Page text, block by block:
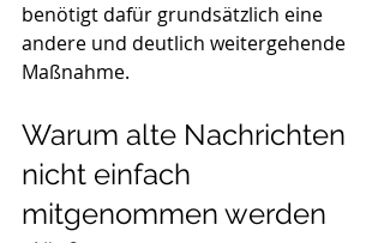
benötigt dafür grundsätzlich eine
andere und deutlich weitergehende
Maßnahme.
Warum alte Nachrichten
nicht einfach
mitgenommen werden